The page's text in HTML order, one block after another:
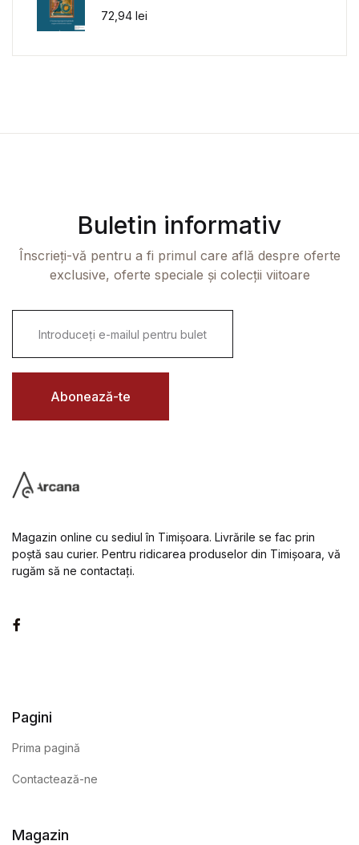
72,94 lei
Buletin informativ
Înscrieți-vă pentru a fi primul care află despre oferte
exclusive, oferte speciale și colecții viitoare
i
l
Abonează-te
Magazin online cu sediul în Timișoara. Livrările se fac prin
poștă sau curier. Pentru ridicarea produselor din Timișoara, vă
rugăm să ne contactați.
Pagini
Prima pagină
Contactează-ne
Magazin